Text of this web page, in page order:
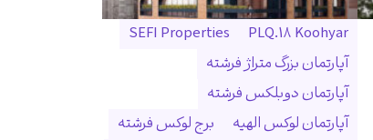
PLQ.18 Koohyar
SEFI Properties
آپارتمان بزرگ متراژ فرشته
آپارتمان دوبلکس فرشته
آپارتمان لوکس الهیه
برج لوکس فرشته